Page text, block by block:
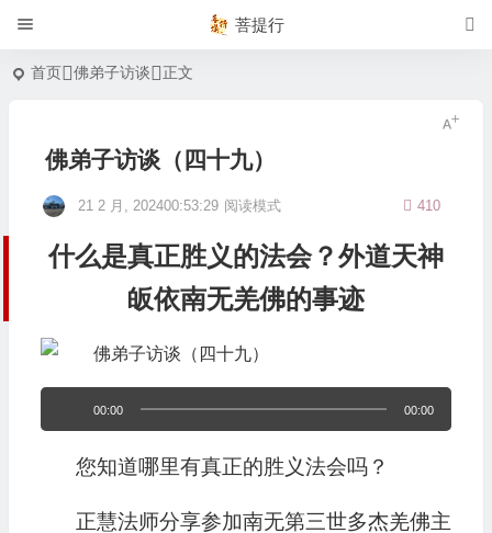
菩提行
首页 佛弟子访谈 正文
佛弟子访谈（四十九）
21 2 月, 202400:53:29 410
阅读模式
什么是真正胜义的法会？外道天神
皈依南无羌佛的事迹
频
00:00 00:00
您知道哪里有真正的胜义法会吗？
正慧法师分享参加南无第三世多杰羌佛主